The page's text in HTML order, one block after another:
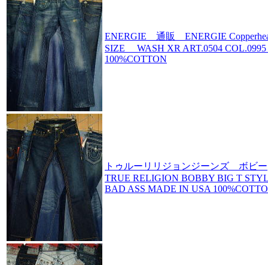
ENERGIE 通販 ENERGIE
SIZE WASH XR ART.0504
100%COTTON
トゥルーリリジョンジーンズ ボビー
TRUE RELIGION BOBBY BIG T
BAD ASS MADE IN USA